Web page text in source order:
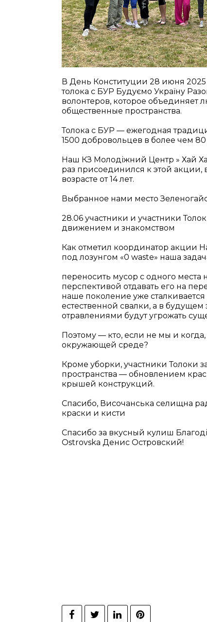
В День Конституции 28 июня
толока с БУР Будуємо Україну
волонтеров, которое объединяет
общественные пространства.
Толока с БУР — ежегодная
1500 добровольцев в более чем
Наш КЗ Молодіжний Центр » Хай
раз присоединился к этой акции,
возрасте от 14 лет.
Выбранное нами место
28.06 участники и участники
движением и знакомством
Как отметил координатор акции
под лозунгом «0 waste» наша
переносить мусор с одного
перспективой отдавать его на
наше поколение уже
естественной свалки, а в
отравлениями будут угрожать
Поэтому — кто, если не мы и когда,
окружающей среде?
Кроме уборки, участники Толоки
пространства — обновлением
крышей конструкций.
Спасибо, Височанська селищна
краски и кисти
Спасибо за вкусный кулиш
Ostrovska Денис Островский!